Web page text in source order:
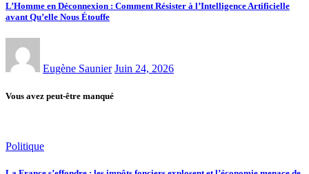
L’Homme en Déconnexion : Comment Résister à l’Intelligence Artificielle
avant Qu’elle Nous Étouffe
Eugène Saunier Juin 24, 2026
Vous avez peut-être manqué
Politique